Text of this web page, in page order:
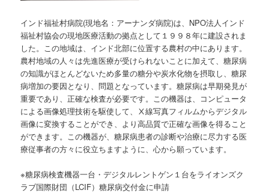
インド福祉村病院(現地名：アーナンダ病院)は、NPO法人インド
福祉村協会の現地医療活動の拠点として１９９８年に建設されま
した。この地域は、インド北部に位置する農村の中にあります。
農村地域の人々は先進医療が受けられないことに加えて、糖尿病
の知識がほとんどないため多量の糖分や炭水化物を摂取し、糖尿
病増加の要因となり、問題となっています。糖尿病は早期発見が
重要であり、正確な検査が必要です。この機器は、コンピュータ
による画像処理技術を駆使して、Ⅹ線写真フィルムからデジタル
画像に変換することができ、より高品質で正確な画像を得ること
ができます。この機器が、糖尿病患者の診断や治療に尽力する医
療従事者の方々に役立ちますように、心から願っています。
※糖尿病検査機器一台・デジタルレントゲン１台をライオンズク
ラブ国際財団（LCIF）糖尿病交付金に申請